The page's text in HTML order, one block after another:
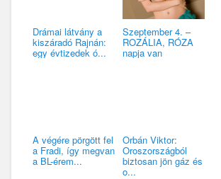
Drámai látvány a
kiszáradó Rajnán:
egy évtizedek ó...
Szeptember 4. –
ROZÁLIA, RÓZA
napja van
A végére pörgött fel
a Fradi, így megvan
a BL-érem...
Orbán Viktor:
Oroszországból
biztosan jön gáz és
o...